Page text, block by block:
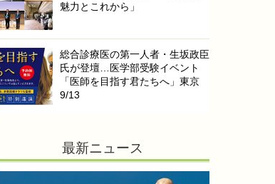
魅力とこれから」
総合診療医の第一人者・生坂政臣
氏が登壇…医学部受験イベント
「医師を目指す君たちへ」東京
9/13
最新ニュース